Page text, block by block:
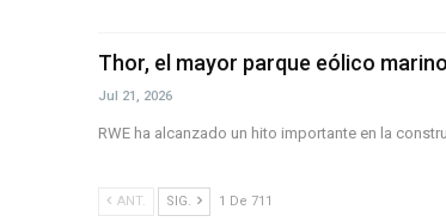
Thor, el mayor parque eólico
Jul 21, 2026
RWE ha alcanzado un hito importante en la
ANT. SIG. 1 De 711